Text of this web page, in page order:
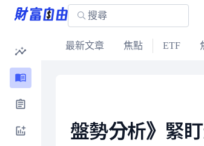
最新文章 焦點 ETF
盤勢分析》緊